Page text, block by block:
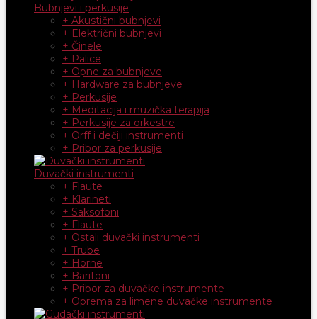
Bubnjevi i perkusije
+ Akustični bubnjevi
+ Električni bubnjevi
+ Činele
+ Palice
+ Opne za bubnjeve
+ Hardware za bubnjeve
+ Perkusije
+ Meditacija i muzička terapija
+ Perkusije za orkestre
+ Orff i dečiji instrumenti
+ Pribor za perkusije
Duvački instrumenti
+ Flaute
+ Klarineti
+ Saksofoni
+ Flaute
+ Ostali duvački instrumenti
+ Trube
+ Horne
+ Baritoni
+ Pribor za duvačke instrumente
+ Oprema za limene duvačke instrumente